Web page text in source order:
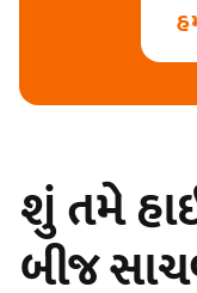
શું તમે
બીજ